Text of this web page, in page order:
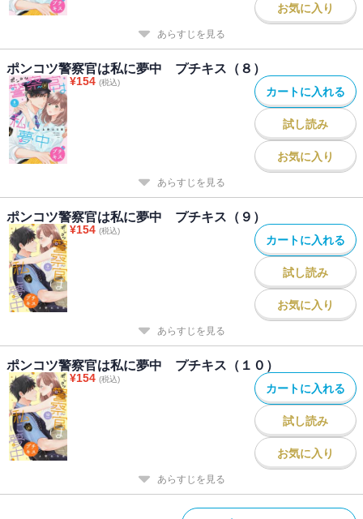
お気に入り
あらすじを見る
ポンコツ警察官は私に夢中 プチキス（８）
¥154 (税込)
カートに入れる
試し読み
お気に入り
あらすじを見る
ポンコツ警察官は私に夢中 プチキス（９）
¥154 (税込)
カートに入れる
試し読み
お気に入り
あらすじを見る
ポンコツ警察官は私に夢中 プチキス（１０）
¥154 (税込)
カートに入れる
試し読み
お気に入り
あらすじを見る